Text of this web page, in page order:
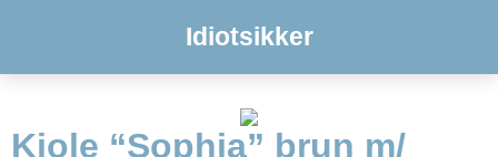
Idiotsikker
Kjole “Sophia” brun m/